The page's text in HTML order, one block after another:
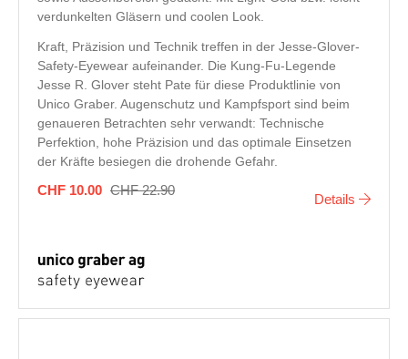
verdunkelten Gläsern und coolen Look.
Kraft, Präzision und Technik treffen in der Jesse-Glover-
Safety-Eyewear aufeinander. Die Kung-Fu-Legende
Jesse R. Glover steht Pate für diese Produktlinie von
Unico Graber. Augenschutz und Kampfsport sind beim
genaueren Betrachten sehr verwandt: Technische
Perfektion, hohe Präzision und das optimale Einsetzen
der Kräfte besiegen die drohende Gefahr.
CHF 10.00 CHF 22.90
Details